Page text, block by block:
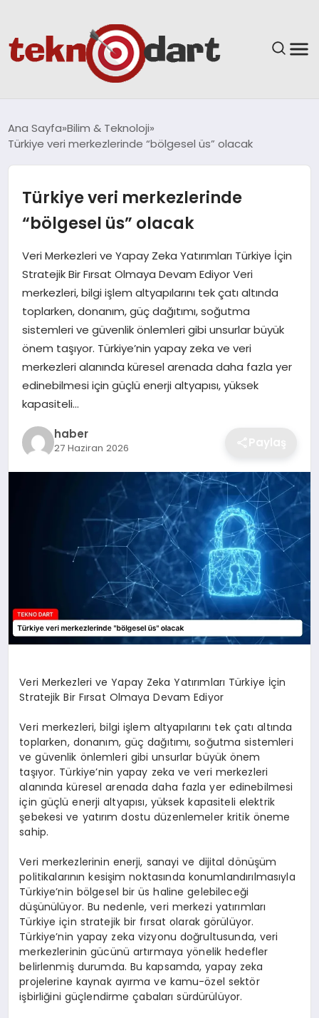
YAŞAM
BILIM & TEKNOLOJI
EĞITIM
GÜNDEM
SPOR
EKONOMI
MAGAZIN
OTOMOBIL
TEKNOLOJI
Ana Sayfa Bilim & Teknoloji
Türkiye veri merkezlerinde “bölgesel üs” olacak
Türkiye veri merkezlerinde
“bölgesel üs” olacak
Veri Merkezleri ve Yapay Zeka Yatırımları Türkiye İçin
Stratejik Bir Fırsat Olmaya Devam Ediyor Veri
merkezleri, bilgi işlem altyapılarını tek çatı altında
toplarken, donanım, güç dağıtımı, soğutma
sistemleri ve güvenlik önlemleri gibi unsurlar büyük
önem taşıyor. Türkiye’nin yapay zeka ve veri
merkezleri alanında küresel arenada daha fazla yer
edinebilmesi için güçlü enerji altyapısı, yüksek
kapasiteli…
haber
27 Haziran 2026
Veri Merkezleri ve Yapay Zeka Yatırımları Türkiye İçin
Stratejik Bir Fırsat Olmaya Devam Ediyor
Veri merkezleri, bilgi işlem altyapılarını tek çatı altında
toplarken, donanım, güç dağıtımı, soğutma sistemleri
ve güvenlik önlemleri gibi unsurlar büyük önem
taşıyor. Türkiye’nin yapay zeka ve veri merkezleri
alanında küresel arenada daha fazla yer edinebilmesi
için güçlü enerji altyapısı, yüksek kapasiteli elektrik
şebekesi ve yatırım dostu düzenlemeler kritik öneme
sahip.
Veri merkezlerinin enerji, sanayi ve dijital dönüşüm
politikalarının kesişim noktasında konumlandırılmasıyla
Türkiye’nin bölgesel bir üs haline gelebileceği
düşünülüyor. Bu nedenle, veri merkezi yatırımları
Türkiye için stratejik bir fırsat olarak görülüyor.
Türkiye’nin yapay zeka vizyonu doğrultusunda, veri
merkezlerinin gücünü artırmaya yönelik hedefler
belirlenmiş durumda. Bu kapsamda, yapay zeka
projelerine kaynak ayırma ve kamu-özel sektör
işbirliğini güçlendirme çabaları sürdürülüyor.